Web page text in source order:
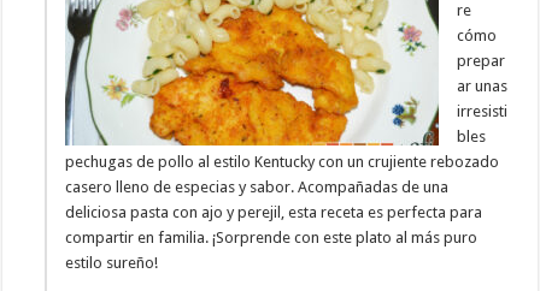
re
cómo
prepar
ar unas
irresisti
bles
pechugas de pollo al estilo Kentucky con un crujiente rebozado
casero lleno de especias y sabor. Acompañadas de una
deliciosa pasta con ajo y perejil, esta receta es perfecta para
compartir en familia. ¡Sorprende con este plato al más puro
estilo sureño!